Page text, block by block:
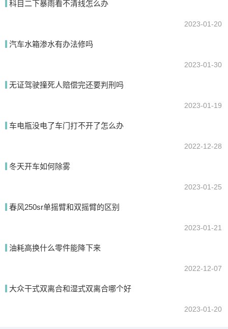
科目二下暴雨看不清线怎么办
2023-01-20
汽车水箱渗水有办法修吗
2023-01-30
无证驾驶撞死人赔偿完还要判刑吗
2023-01-19
车电瓶没电了车门打不开了怎么办
2022-12-28
冬天开车如何除雾
2023-01-25
春风250sr单摇臂和双摇臂的区别
2023-01-21
油耗高换什么零件能降下来
2022-12-07
大众干式双离合和湿式双离合哪个好
2023-01-20